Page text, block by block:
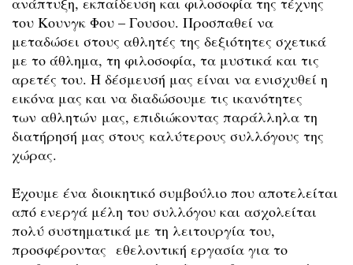
του Κουνγκ Φου – Γουσου. Προσπαθεί να
μεταδώσει στους αθλητές της δεξιότητες σχετικά
με το άθλημα, τη φιλοσοφία, τα μυστικά και τις
αρετές του. Η δέσμευσή μας είναι να ενισχυθεί η
εικόνα μας και να διαδώσουμε τις ικανότητες
των αθλητών μας, επιδιώκοντας παράλληλα τη
διατήρησή μας στους καλύτερους συλλόγους της
χώρας.
Έχουμε ένα διοικητικό συμβούλιο που αποτελείται
από ενεργά μέλη του συλλόγου και ασχολείται
πολύ συστηματικά με τη λειτουργία του,
προσφέροντας εθελοντική εργασία για το